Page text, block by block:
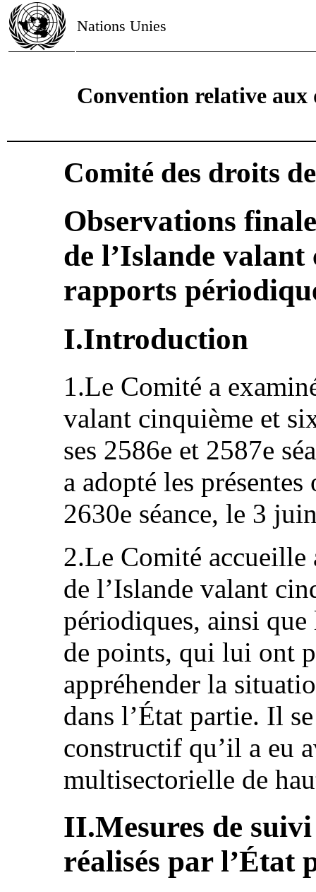
Nations Unies
Convention relative aux
Comité des droits
Observations
de l’Islande
rapports
I.Introduction
1.Le Comité a
valant cinquième et
ses 2586e et 2587e
a adopté les
2630e séance, le 3
2.Le Comité accueille
de l’Islande valant
périodiques, ainsi que
de points, qui lui ont
appréhender la
dans l’État partie. Il
constructif qu’il a eu
multisectorielle de
II.Mesures de
réalisés par l’État